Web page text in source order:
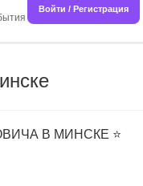
Войти / Регистрация
В МИНСКЕ ⭐️